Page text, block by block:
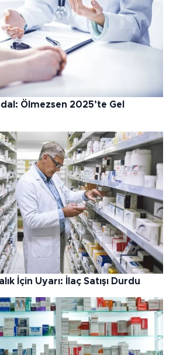
Ölmezsen 2025’te Gel
İçin Uyarı: İlaç Satışı Durdu